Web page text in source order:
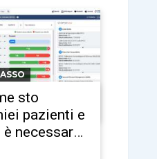
sto
pazienti e
necessario